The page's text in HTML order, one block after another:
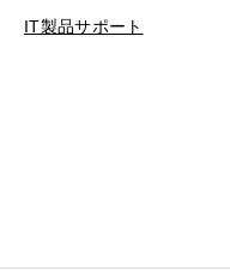
IT製品サポート